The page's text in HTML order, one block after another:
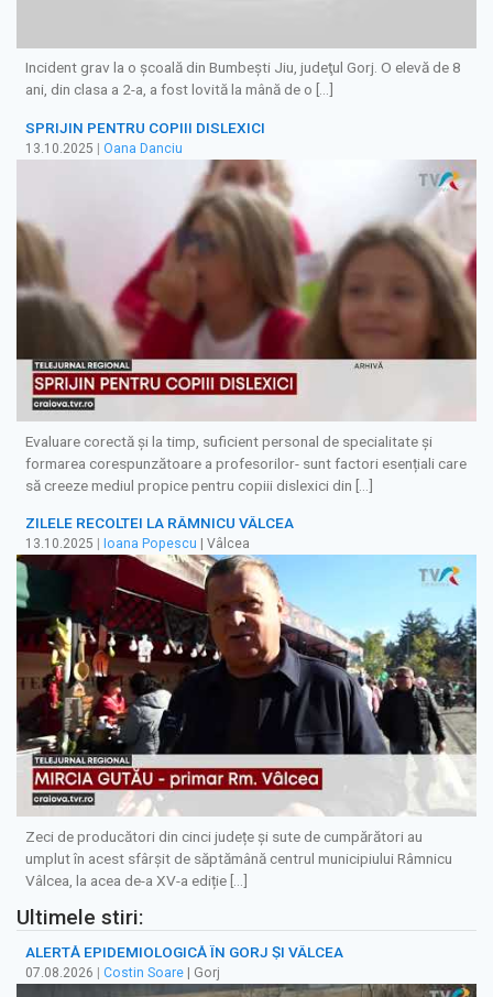
Incident grav la o şcoală din Bumbeşti Jiu, judeţul Gorj. O elevă de 8
ani, din clasa a 2-a, a fost lovită la mână de o […]
SPRIJIN PENTRU COPIII DISLEXICI
13.10.2025 | Oana Danciu
Evaluare corectă și la timp, suficient personal de specialitate și
formarea corespunzătoare a profesorilor- sunt factori esențiali care
să creeze mediul propice pentru copiii dislexici din […]
ZILELE RECOLTEI LA RÂMNICU VÂLCEA
13.10.2025 Ioana Popescu | Vâlcea
Zeci de producători din cinci județe și sute de cumpărători au
umplut în acest sfârșit de săptămână centrul municipiului Râmnicu
Vâlcea, la acea de-a XV-a ediție […]
Ultimele stiri:
ALERTĂ EPIDEMIOLOGICĂ ÎN GORJ ȘI VÂLCEA
07.08.2026 Costin Soare | Gorj